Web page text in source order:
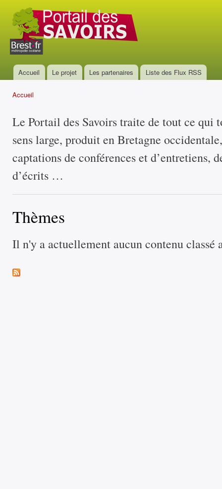
Portail
des
savoirs
Menu principal
Accueil Le projet Les partenaires Liste des Flux RSS
Accueil
Le Portail des Savoirs traite de tout ce qui
sens large, produit en Bretagne
captations de conférences et d’entretiens,
d’écrits …
Thèmes
Il n'y a actuellement aucun contenu classé